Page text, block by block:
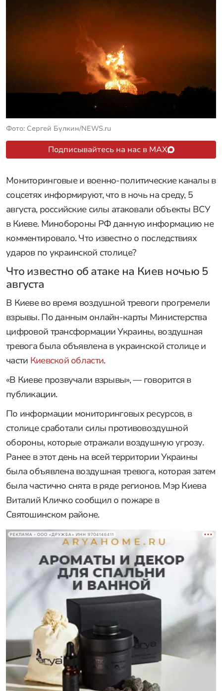
Фото: Сергей Булкин/NEWS.ru
Подписывайтесь на нас в MAX
Мониторинговые и военно-политические каналы в
соцсетях информируют, что в ночь на среду, 5
августа, российские силы атаковали объекты ВСУ
в Киеве. Минобороны РФ данную информацию не
комментировало. Что известно о последствиях
ударов по украинской столице?
Что известно об атаке на Киев ночью 5
августа
В Киеве во время воздушной тревоги прогремели
взрывы. По данным онлайн-карты Министерства
цифровой трансформации Украины, воздушная
тревога была объявлена в украинской столице и
части Киевской области.
«В Киеве прозвучали взрывы», — говорится в
публикации.
По информации мониторинговых ресурсов, в
столице сработали силы противовоздушной
обороны, которые отражали воздушную угрозу.
Ранее в этот день на всей территории Украины
была объявлена воздушная тревога, которая затем
была частично снята в ряде регионов. Мэр Киева
Виталий Кличко сообщил о пожаре в
Святошинском районе.
РЕКЛАМА • ООО «ДРУЖБА» ИНН 9704146411